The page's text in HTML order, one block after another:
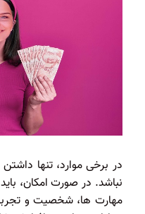
در برخی موارد، تنها
نباشد. در صورت امکان،
مهارت ها، شخصیت و